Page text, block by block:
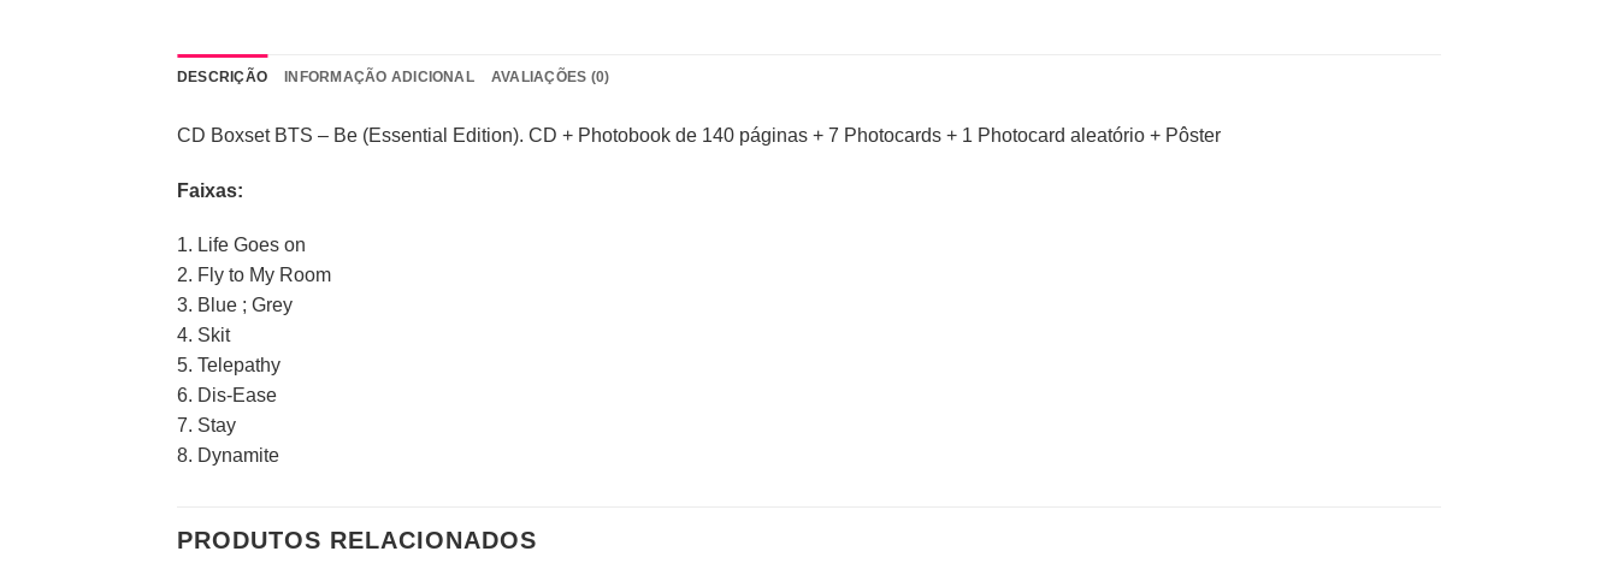
DESCRIÇÃO INFORMAÇÃO ADICIONAL AVALIAÇÕES (0)
CD Boxset BTS – Be (Essential Edition). CD + Photobook de 140 páginas + 7 Photocards + 1 Photocard aleatório + Pôster
Faixas:
1. Life Goes on
2. Fly to My Room
3. Blue ; Grey
4. Skit
5. Telepathy
6. Dis-Ease
7. Stay
8. Dynamite
PRODUTOS RELACIONADOS